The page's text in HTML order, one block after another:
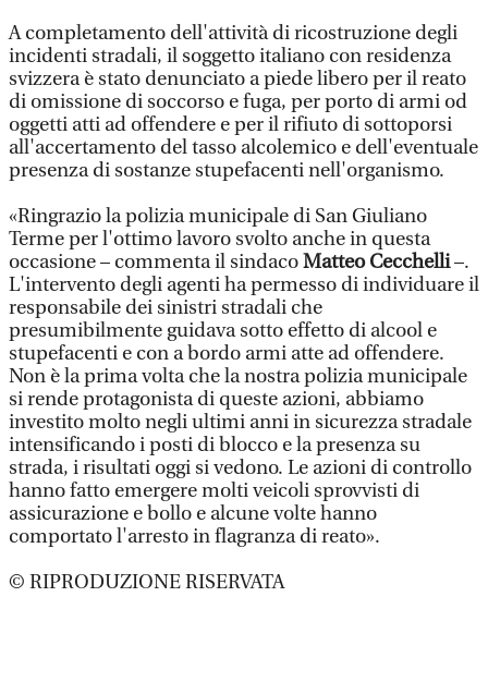
A completamento dell'attività di ricostruzione degli
incidenti stradali, il soggetto italiano con residenza
svizzera è stato denunciato a piede libero per il reato
di omissione di soccorso e fuga, per porto di armi od
oggetti atti ad offendere e per il rifiuto di sottoporsi
all'accertamento del tasso alcolemico e dell'eventuale
presenza di sostanze stupefacenti nell'organismo.
«Ringrazio la polizia municipale di San Giuliano
Terme per l'ottimo lavoro svolto anche in questa
occasione – commenta il sindacoMatteo Cecchelli–.
L'intervento degli agenti ha permesso di individuare il
responsabile dei sinistri stradali che
presumibilmente guidava sotto effetto di alcool e
stupefacenti e con a bordo armi atte ad offendere.
Non è la prima volta che la nostra polizia municipale
si rende protagonista di queste azioni, abbiamo
investito molto negli ultimi anni in sicurezza stradale
intensificando i posti di blocco e la presenza su
strada, i risultati oggi si vedono. Le azioni di controllo
hanno fatto emergere molti veicoli sprovvisti di
assicurazione e bollo e alcune volte hanno
comportato l'arresto in flagranza di reato».
© RIPRODUZIONE RISERVATA